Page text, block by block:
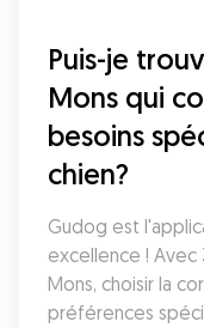
Puis-je
Mons qui
besoins
chien?
Gudog est
excellence !
Mons, choisir la
préférences